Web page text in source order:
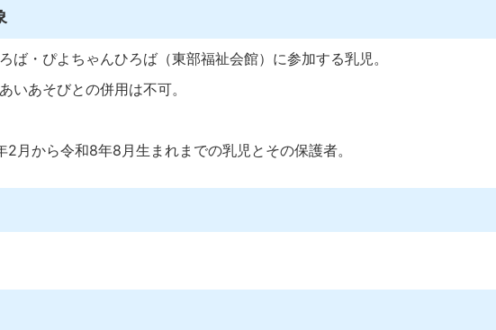
ば・ぴよちゃんひろば（東部福祉会館）に参加する乳児。
いあそびとの併用は不可。
2月から令和8年8月生まれまでの乳児とその保護者。